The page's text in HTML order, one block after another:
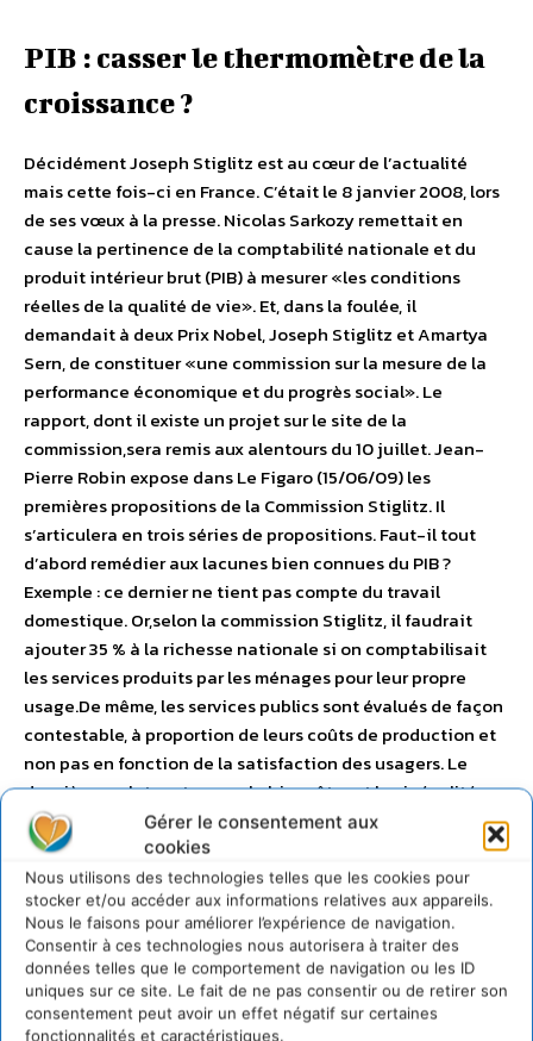
Gérer le consentement aux
cookies
Nous utilisons des technologies telles que les cookies pour
stocker et/ou accéder aux informations relatives aux appareils.
Nous le faisons pour améliorer l’expérience de navigation.
Consentir à ces technologies nous autorisera à traiter des
données telles que le comportement de navigation ou les ID
uniques sur ce site. Le fait de ne pas consentir ou de retirer son
consentement peut avoir un effet négatif sur certaines
fonctionnalités et caractéristiques.
PIB : casser le thermomètre de la
croissance ?
Décidément Joseph Stiglitz est au cœur de l’actualité
mais cette fois-ci en France. C’était le 8 janvier 2008, lors
de ses vœux à la presse. Nicolas Sarkozy remettait en
cause la pertinence de la comptabilité nationale et du
produit intérieur brut (PIB) à mesurer «les conditions
réelles de la qualité de vie». Et, dans la foulée, il
demandait à deux Prix Nobel, Joseph Stiglitz et Amartya
Sern, de constituer «une commission sur la mesure de la
performance économique et du progrès social». Le
rapport, dont il existe un projet sur le site de la
commission,sera remis aux alentours du 10 juillet. Jean-
Pierre Robin expose dans Le Figaro (15/06/09) les
premières propositions de la Commission Stiglitz. Il
s’articulera en trois séries de propositions. Faut-il tout
d’abord remédier aux lacunes bien connues du PIB ?
Exemple : ce dernier ne tient pas compte du travail
domestique. Or,selon la commission Stiglitz, il faudrait
ajouter 35 % à la richesse nationale si on comptabilisait
les services produits par les ménages pour leur propre
usage.De même, les services publics sont évalués de façon
contestable, à proportion de leurs coûts de production et
non pas en fonction de la satisfaction des usagers. Le
deuxième volet portera sur le bien-être et les inégalités,
que le PIB ignore superbement. Seule lui importe la valeur
des produits, au prix du marché, indépendamment de la
satisfaction «subjective» des consommateurs. Troisième
axe, la préservation de l’environnement. Elle échappe
aujourd’hui au calcul de la richesse nationale. Ainsi, une
marée noire contribue-t-elle à accroître la production
dans la mesure où il faut mobiliser des ressources pour en
combattre les dégâts ! Au grand dam des écologistes. La